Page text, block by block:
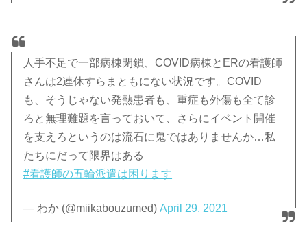
人手不足で一部病棟閉鎖、COVID病棟とERの看護師
さんは2連休すらまともにない状況です。COVID
も、そうじゃない発熱患者も、重症も外傷も全て診
ろと無理難題を言っておいて、さらにイベント開催
を支えろというのは流石に鬼ではありませんか…私
たちにだって限界はある
#看護師の五輪派遣は困ります
— わか (@miikabouzumed)April 29, 2021